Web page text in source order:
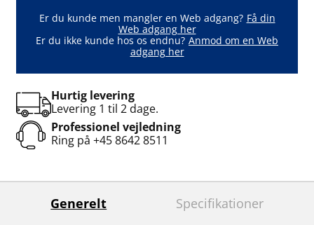
Er du kunde men mangler en Web adgang? Få din
Web adgang her
Er du ikke kunde hos os endnu? Anmod om en Web
adgang her
Hurtig levering
Levering 1 til 2 dage.
Professionel vejledning
Ring på +45 8642 8511
Generelt Specifikationer